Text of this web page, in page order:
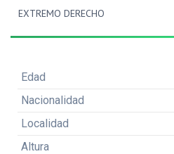
EXTREMO DERECHO
Edad
Nacionalidad
Localidad
Altura